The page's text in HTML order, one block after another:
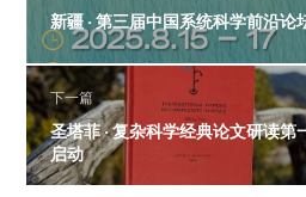
新疆 · 第三届中国系统科学前沿论
下一篇
圣塔菲 · 复杂科学经典论文研读
启动